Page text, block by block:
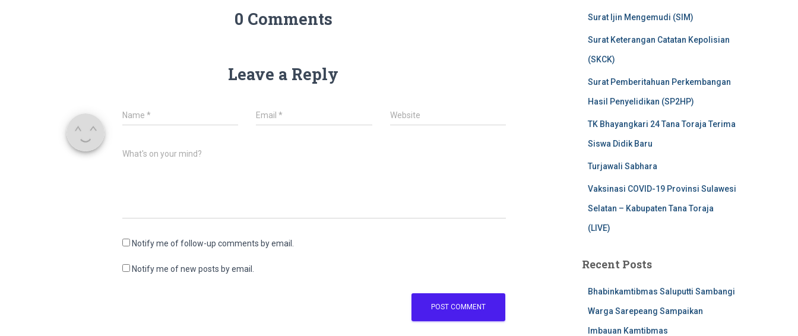
0 Comments
Leave a Reply
Name * Email* Website
What's on your mind?
Notify me of follow-up comments by email.
Notify me of new posts by email.
Surat Ijin Mengemudi (SIM)
Surat Keterangan Catatan Kepolisian
(SKCK)
Surat Pemberitahuan Perkembangan
Hasil Penyelidikan (SP2HP)
TK Bhayangkari 24 Tana Toraja Terima
Siswa Didik Baru
Turjawali Sabhara
Vaksinasi COVID-19 Provinsi Sulawesi
Selatan – Kabupaten Tana Toraja
(LIVE)
Recent Posts
Bhabinkamtibmas Saluputti Sambangi
Warga Sarepeang Sampaikan
Imbauan Kamtibmas